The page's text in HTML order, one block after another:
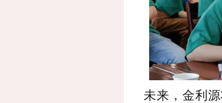
未来，金利